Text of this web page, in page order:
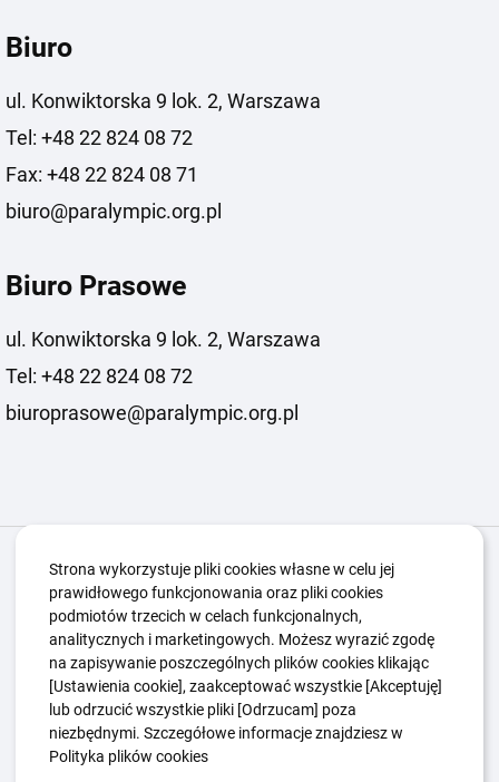
Biuro
ul. Konwiktorska 9 lok. 2, Warszawa
Tel: +48 22 824 08 72
Fax: +48 22 824 08 71
biuro@paralympic.org.pl
Biuro Prasowe
ul. Konwiktorska 9 lok. 2, Warszawa
Tel: +48 22 824 08 72
biuroprasowe@paralympic.org.pl
Igrzyska Paralimpijskie O nas
Kwalifikacje ZSK
Kluby Aktualności
Edukacja
Guttmanny Kontakt
Polityka Ochrony Dzieci
Sygnaliści
Polityka plików cookie
Strona wykorzystuje pliki cookies własne w celu jej
prawidłowego funkcjonowania oraz pliki cookies
podmiotów trzecich w celach funkcjonalnych,
analitycznych i marketingowych. Możesz wyrazić zgodę
na zapisywanie poszczególnych plików cookies klikając
[Ustawienia cookie], zaakceptować wszystkie [Akceptuję]
lub odrzucić wszystkie pliki [Odrzucam] poza
niezbędnymi. Szczegółowe informacje znajdziesz w
Polityka plików cookies